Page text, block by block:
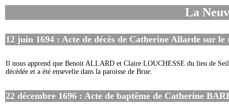
La
12 juin 1694 : Acte de décès de Catherine Allarde sur
Il nous apprend que Benoit ALLARD et Claire LOUCHESSE du lieu de
décédée et a été ensevelie dans la paroisse de Brue.
22 décembre 1696 : Acte de baptême de Catherine